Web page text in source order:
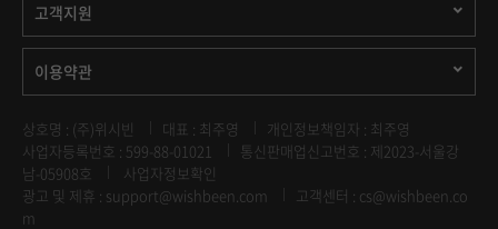
고객지원
이용약관
상호명 : (주)위시빈 대표 : 최주영
개인정보책임자 : 최주영
사업자등록번호 : 599-88-01021
통신판매업신고번호 : 제2023-서울강
남-05908호
사업자정보확인
광고 및 제휴 : support@wishbeen.com
고객센터 : cs@wishbeen.co
m